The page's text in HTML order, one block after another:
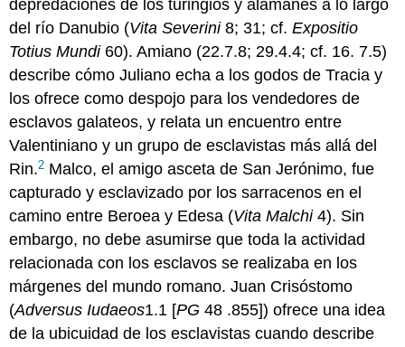
depredaciones de los turingios y alamanes a lo largo
del río Danubio (Vita Severini8; 31; cf.Expositio
Totius Mundi 60). Amiano (22.7.8; 29.4.4; cf. 16. 7.5)
describe cómo Juliano echa a los godos de Tracia y
los ofrece como despojo para los vendedores de
esclavos galateos, y relata un encuentro entre
Valentiniano y un grupo de esclavistas más allá del
Rin.2 Malco, el amigo asceta de San Jerónimo, fue
capturado y esclavizado por los sarracenos en el
camino entre Beroea y Edesa (Vita Malchi4). Sin
embargo, no debe asumirse que toda la actividad
relacionada con los esclavos se realizaba en los
márgenes del mundo romano. Juan Crisóstomo
(Adversus Iudaeos1.1 [PG48 .855]) ofrece una idea
de la ubicuidad de los esclavistas cuando describe